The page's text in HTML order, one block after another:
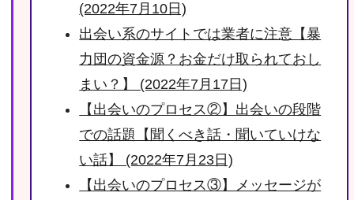
(2022年7月10日)
出会い系のサイトでは業者に注意【暴
力団の資金源？お金だけ取られておし
まい？】 (2022年7月17日)
【出会いのプロセス②】出会いの段階
での話題【聞くべき話・聞いていけな
い話】 (2022年7月23日)
【出会いのプロセス③】メッセージが